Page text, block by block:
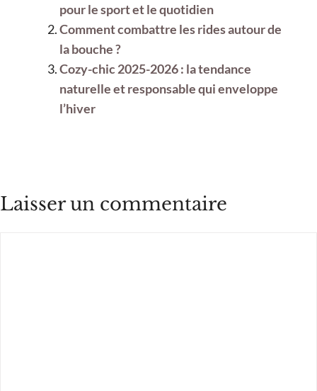
pour le sport et le quotidien
Comment combattre les rides autour de
la bouche ?
Cozy-chic 2025-2026 : la tendance
naturelle et responsable qui enveloppe
l’hiver
Laisser un commentaire